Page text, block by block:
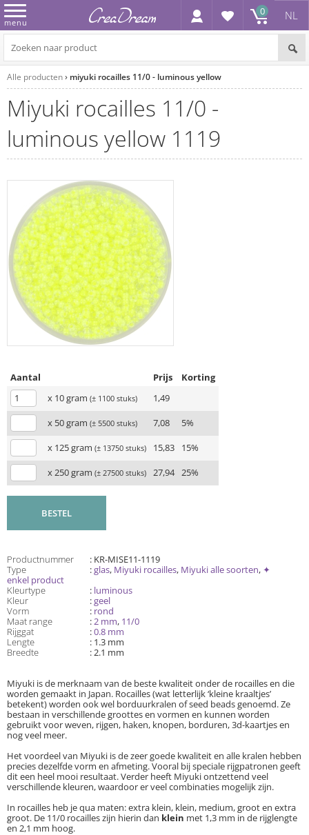
menu
NL
0
Alle producten miyuki rocailles 11/0 - luminous yellow
miyuki rocailles 11/0 -
luminous yellow 1119
Aantal Prijs
Korting
x 10 gram (± 1100 stuks)
1,49
x 50 gram (± 5500 stuks) 7,08
5%
x 125 gram (± 13750 stuks) 15,83
15%
x 250 gram (± 27500 stuks) 27,94 25%
BESTEL
Productnummer
: KR-MISE11-1119
Type
:glas, Miyuki rocailles, Miyuki alle soorten, ✦
enkel product
Kleurtype
: luminous
Kleur
:geel
Vorm
: rond
Maat range
:2 mm, 11/0
Rijggat
:0.8 mm
Lengte
: 1.3 mm
Breedte
: 2.1 mm
Miyuki is de merknaam van de beste kwaliteit onder de rocailles en die
worden gemaakt in Japan. Rocailles (wat letterlijk ‘kleine kraaltjes’
betekent) worden ook wel borduurkralen of seed beads genoemd. Ze
bestaan in verschillende groottes en vormen en kunnen worden
gebruikt voor weven, rijgen, haken, knopen, borduren, 3d-kaartjes en
nog veel meer.
Het voordeel van Miyuki is de zeer goede kwaliteit en alle kralen hebben
precies dezelfde vorm en afmeting. Vooral bij speciale rijgpatronen geeft
dit een heel mooi resultaat. Verder heeft Miyuki ontzettend veel
verschillende kleuren, waardoor er veel combinaties mogelijk zijn.
In rocailles heb je qua maten: extra klein, klein, medium, groot en extra
groot. De 11/0 rocailles zijn hierin dan klein met 1,3 mm in de rijglengte
en 2,1 mm hoog.